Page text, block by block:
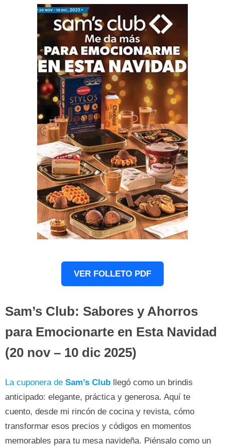
VER FOLLETO PDF
Sam’s Club: Sabores y Ahorros
para Emocionarte en Esta Navidad
(20 nov – 10 dic 2025)
La cuponera de Sam’s Club llegó como un brindis
anticipado: elegante, práctica y generosa. Aquí te
cuento, desde mi rincón de cocina y revista, cómo
transformar esos precios y códigos en momentos
memorables para tu mesa navideña. Piénsalo como un